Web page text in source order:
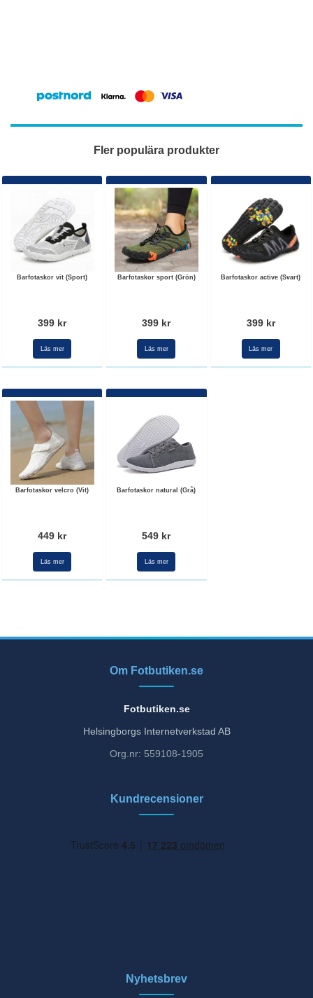
Fler populära produkter
Barfotaskor vit (Sport)
399 kr
Läs mer
Barfotaskor sport (Grön)
399 kr
Läs mer
Barfotaskor active (Svart)
399 kr
Läs mer
Barfotaskor velcro (Vit)
449 kr
Läs mer
Barfotaskor natural (Grå)
549 kr
Läs mer
Om Fotbutiken.se
Fotbutiken.se
Helsingborgs Internetverkstad AB
Org.nr: 559108-1905
Kundrecensioner
Nyhetsbrev